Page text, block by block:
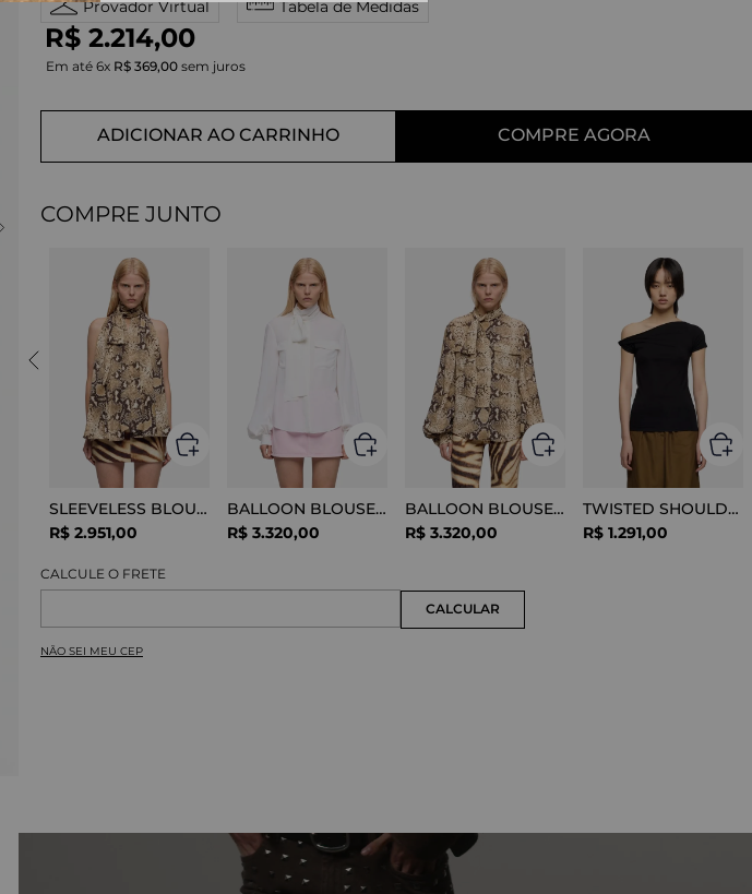
Provador Virtual Tabela de Medidas
R$ 2.214,00
Em até 6x R$ 369,00 sem juros
ADICIONAR AO CARRINHO COMPRE AGORA
COMPRE JUNTO
SLEEVELESS BLOUSE VISCOSE SNAKE
R$ 2.951,00
BALLOON BLOUSE SILK OPTICAL WHITE
R$ 3.320,00
BALLOON BLOUSE VISCOSE SNAKE
R$ 3.320,00
TWISTED SHOULDER TEE LYOCELL BLACK
R$ 1.291,00
NÃO SEI MEU CEP